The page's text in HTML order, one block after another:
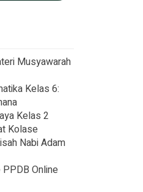
Musyawarah
Kelas 6:
Kelas 2
Kolase
Nabi Adam
Online